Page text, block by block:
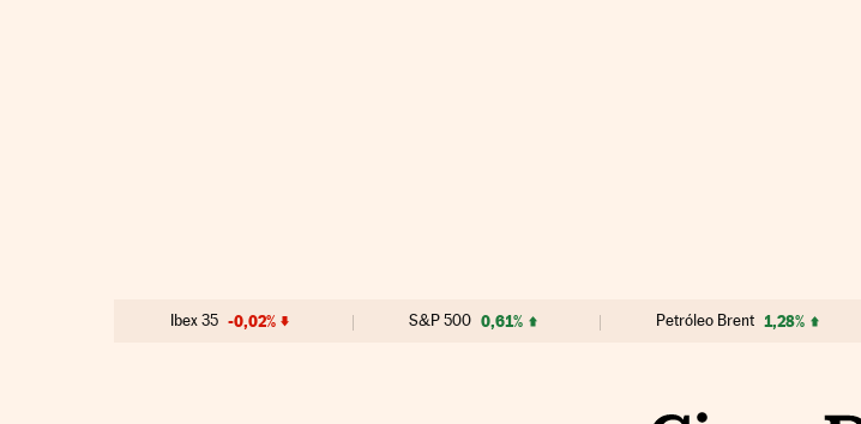
Ibex 35 -0,02% S&P 500 0,61% Petróleo Brent 1,28%